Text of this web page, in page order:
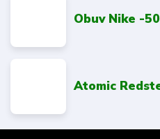
Obuv Nike -
Atomic